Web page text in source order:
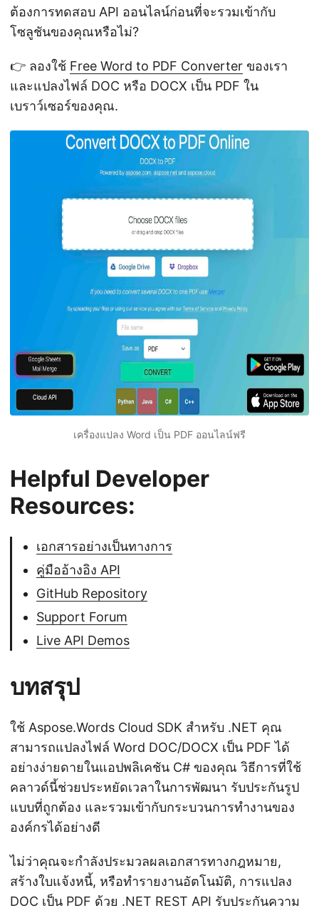
ต้องการทดสอบ API ออนไลน์ก่อนที่จะรวมเข้ากับ
โซลูชันของคุณหรือไม่?
👉 ลองใช้ Free Word to PDF Converter ของเรา
และแปลงไฟล์ DOC หรือ DOCX เป็น PDF ใน
เบราว์เซอร์ของคุณ.
เครื่องแปลง Word เป็น PDF ออนไลน์ฟรี
Helpful Developer
Resources:
เอกสารอย่างเป็นทางการ
คู่มืออ้างอิง API
GitHub Repository
Support Forum
Live API Demos
บทสรุป
ใช้ Aspose.Words Cloud SDK สำหรับ .NET คุณ
สามารถแปลงไฟล์ Word DOC/DOCX เป็น PDF ได้
อย่างง่ายดายในแอปพลิเคชัน C# ของคุณ วิธีการที่ใช้
คลาวด์นี้ช่วยประหยัดเวลาในการพัฒนา รับประกันรูป
แบบที่ถูกต้อง และรวมเข้ากับกระบวนการทำงานของ
องค์กรได้อย่างดี
ไม่ว่าคุณจะกำลังประมวลผลเอกสารทางกฎหมาย,
สร้างใบแจ้งหนี้, หรือทำรายงานอัตโนมัติ, การแปลง
DOC เป็น PDF ด้วย .NET REST API รับประกันความ